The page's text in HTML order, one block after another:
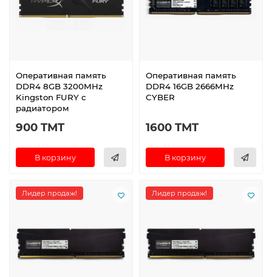
Оперативная память
DDR4 8GB 3200MHz
Kingston FURY с
радиатором
900 TMT
В корзину
Оперативная память
DDR4 16GB 2666MHz
CYBER
1600 TMT
В корзину
Лидер продаж! Лидер продаж!